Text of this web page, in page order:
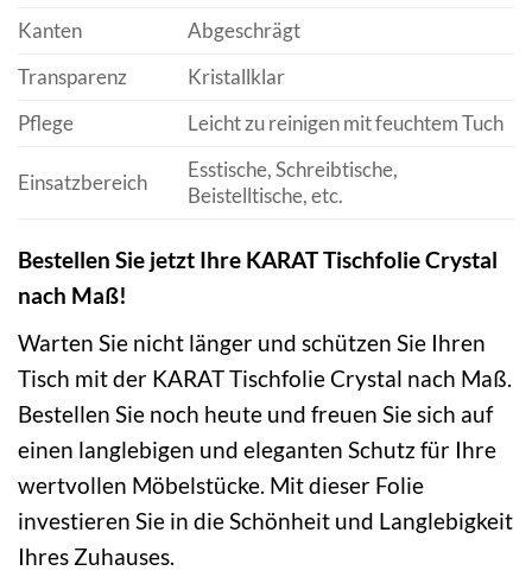
Kanten
Abgeschrägt
Transparenz
Kristallklar
Pflege
Leicht zu reinigen mit feuchtem Tuch
Einsatzbereich
Esstische, Schreibtische,
Beistelltische, etc.
Bestellen Sie jetzt Ihre KARAT Tischfolie Crystal
nach Maß!
Warten Sie nicht länger und schützen Sie Ihren
Tisch mit der KARAT Tischfolie Crystal nach Maß.
Bestellen Sie noch heute und freuen Sie sich auf
einen langlebigen und eleganten Schutz für Ihre
wertvollen Möbelstücke. Mit dieser Folie
investieren Sie in die Schönheit und Langlebigkeit
Ihres Zuhauses.